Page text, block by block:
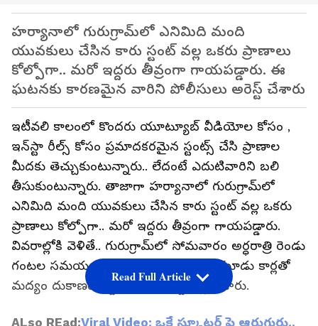
హర్యానాలో గురుగ్రామ్‌లో ఎనిమిది మంది
యువకులు చేసిన కారు స్టంట్ వల్ల ఒకరు ప్రాణాలు
కోల్పోగా.. మరో ఇద్దరు తీవ్రంగా గాయపడ్డారు. ఈ
ఘటనకు కారణమైన వారిని పోలీసులు అరెస్ట్ చేశారు
ఇటీవలి కాలంలో కొందరు యూట్యూబ్ వీడియోల కోసం ,
ఇన్‌‌స్టా రీల్స్ కోసం ప్రమాదకరమైన స్టంట్స్ చేసి ప్రాణాల
మీదకు తెచ్చుకుంటున్నారు.. లేదంటే ఎదుటివారిని బలి
తీసుకుంటున్నారు. తాజాగా హర్యానాలో గురుగ్రామ్‌లో
ఎనిమిది మంది యువకులు చేసిన కారు స్టంట్ వల్ల ఒకరు
ప్రాణాలు కోల్పోగా.. మరో ఇద్దరు తీవ్రంగా గాయపడ్డారు.
వివరాల్లోకి వెళితే.. గురుగ్రామ్‌లో సోమవారం అర్ధరాత్రి రెండు
గంటల సమయంలో ఎనిమిది యువకులు మూడు కార్లతో
మద్యం దుకాణం వద్ద ప్రమాదకర స్టంట్స్ చేశారు.
ALso REad:Viral Video: ఒకే స్కూట‌ర్ పై ఆరుగురు..
Read Full Article